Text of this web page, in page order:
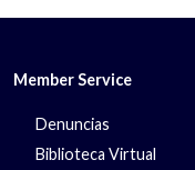
Member Service
Denuncias
Biblioteca Virtual